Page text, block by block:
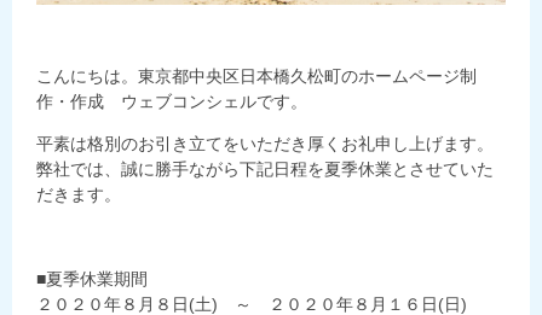
こんにちは。東京都中央区日本橋久松町のホームページ制
作・作成 ウェブコンシェルです。
平素は格別のお引き立てをいただき厚くお礼申し上げます。
弊社では、誠に勝手ながら下記日程を夏季休業とさせていた
だきます。
■夏季休業期間
２０２０年８月８日(土) ～ ２０２０年８月１６日(日)